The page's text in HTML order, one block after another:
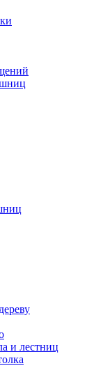
и лестниц